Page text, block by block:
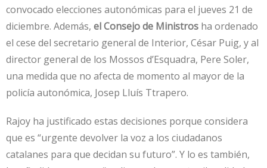
convocado elecciones autonómicas para el jueves 21 de
diciembre. Además, el Consejo de Ministros ha ordenado
el cese del secretario general de Interior, César Puig, y al
director general de los Mossos d’Esquadra, Pere Soler,
una medida que no afecta de momento al mayor de la
policía autonómica, Josep Lluís Ttrapero.
Rajoy ha justificado estas decisiones porque considera
que es “urgente devolver la voz a los ciudadanos
catalanes para que decidan su futuro”. Y lo es también,